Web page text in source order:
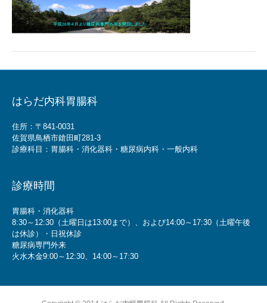
はらだ内科胃腸科
住所：〒841-0031
佐賀県鳥栖市鎗田町281-3
診療科目：胃腸科・消化器科・糖尿病内科・一般内科
診療時間
胃腸科・消化器科
8:30～12:30（土曜日は13:00まで）、および14:00～17:30（土曜午後
は休診）・日祝休診
糖尿病専門外来
火水木金9:00～12:30、14:00～17:30